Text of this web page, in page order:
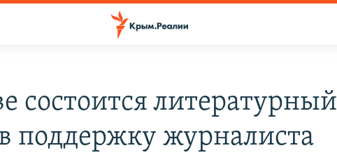
состоится литературный
поддержку журналиста